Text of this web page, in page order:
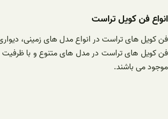
انواع فن کویل تراست
فن کویل های تراست در انواع مدل های زمینی،
موجود می باشند.